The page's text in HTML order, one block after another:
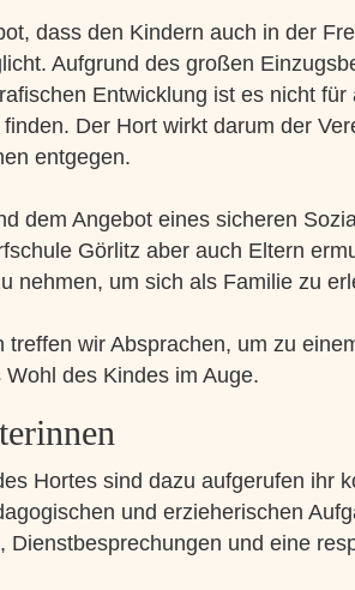
dass den Kindern auch in der
Aufgrund des großen
Entwicklung ist es nicht für
Der Hort wirkt darum der
entgegen.
dem Angebot eines sicheren
Görlitz aber auch Eltern
nehmen, um sich als Familie zu
wir Absprachen, um zu
des Kindes im Auge.
Hortes sind dazu aufgerufen ihr
und erzieherischen
und eine